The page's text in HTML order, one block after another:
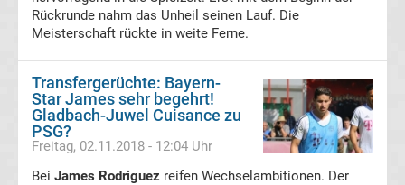
Ergebnisse
League
Tabelle
Rückrunde nahm das Unheil seinen Lauf. Die
Meisterschaft rückte in weite Ferne.
Transfergerüchte: Bayern-
Star James sehr begehrt!
Gladbach-Juwel Cuisance zu
PSG?
Freitag, 02.11.2018 - 12:04 Uhr
Bei James Rodriguez reifen Wechselambitionen. Der